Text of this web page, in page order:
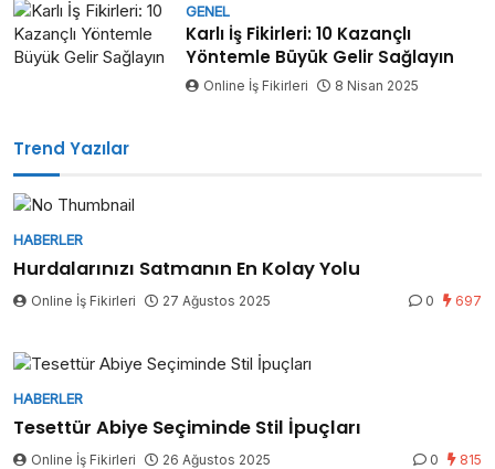
GENEL
Karlı İş Fikirleri: 10 Kazançlı
Yöntemle Büyük Gelir Sağlayın
Online İş Fikirleri 8 Nisan 2025
Trend Yazılar
HABERLER
Hurdalarınızı Satmanın En Kolay Yolu
Online İş Fikirleri 27 Ağustos 2025 0 697
HABERLER
Tesettür Abiye Seçiminde Stil İpuçları
Online İş Fikirleri 26 Ağustos 2025 0 815